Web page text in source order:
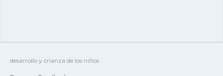
desarrollo y crianza de los niños